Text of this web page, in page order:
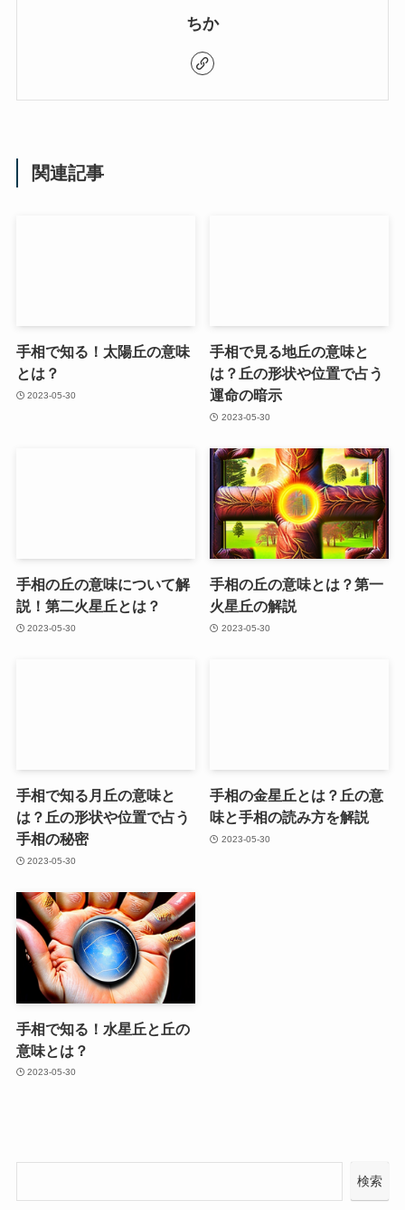
ちか
関連記事
手相で知る！太陽丘の意味
とは？
2023-05-30
手相で見る地丘の意味と
は？丘の形状や位置で占う
運命の暗示
2023-05-30
手相の丘の意味について解
説！第二火星丘とは？
2023-05-30
手相の丘の意味とは？第一
火星丘の解説
2023-05-30
手相で知る月丘の意味と
は？丘の形状や位置で占う
手相の秘密
2023-05-30
手相の金星丘とは？丘の意
味と手相の読み方を解説
2023-05-30
手相で知る！水星丘と丘の
意味とは？
2023-05-30
検索